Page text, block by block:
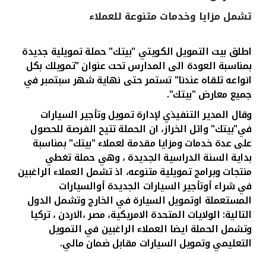
القنوات المصرفية
أدوات وخدمات
خدمات ما بعد البيع
اتصل بنا
مواقع الفروع وأجهزة الصرف الآلي
ألمانيا
ماليزيا
تشمل مزايا وخدمات متنوعة للعملاء
اطلق بيت التمويل الكويتي "بيتك" حملة تمويلية جديدة
بمناسبة العودة الى المدارس تحت عنوان "تمويلك بكل
انواعه تلقاه عندنا"تستمر حتى نهاية شهر سبتمبرفي
جميع معارض "بيتك".
وقال المدير التنفيذي لإدارة تمويل وتأجير السيارات
في"بيتك" وائل الخراز، ان الحملة تتيح الفرصة للحصول
على عدة خدمات ومزايا مقدمة لعملاء "بيتك" بمناسبة
بداية السنة الدراسية الجديدة ،وهي حملة تغطي
منتجات وبرامج تمويليةمتنوعه، اذ تشمل العملاء الراغبين
في شراء أوتأجير السيارات الجديدة أوالسيارات
المستعملة اوتمويل السيارة في الخارج وتشمل الدول
التالية: الولايات المتحدة الامريكية، مصر ،الاردن ، تركيا
وتشمل الحملة ايضا العملاء الراغبين في التمويل
التعليمي وتمويل السيارات مقابل ضمان مالي.